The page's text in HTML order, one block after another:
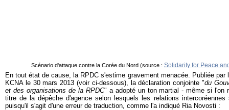
Scénario d'attaque contre la Corée du Nord (source : Solidarity for Peace
En tout état de cause, la RPDC s'estime gravement menacée. Publiée par
KCNA le 30 mars 2013 (voir ci-dessous), la déclaration conjointe "du
et des organisations de la RPDC" a adopté un ton martial - même si l'on
titre de la dépêche d'agence selon lesquels les relations
puisqu'il s'agit d'une erreur de traduction, comme l'a indiqué Ria Novosti :